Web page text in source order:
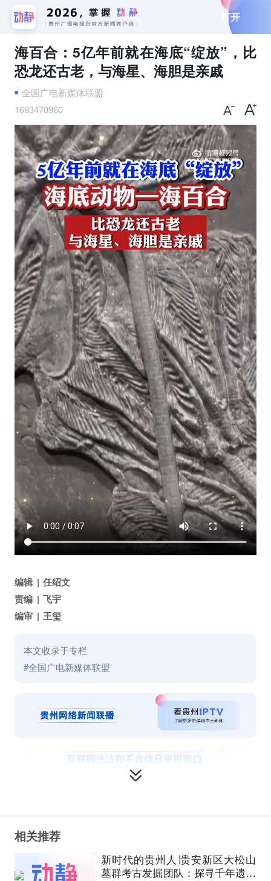
打开
海百合：5亿年前就在海底“绽放”，比
恐龙还古老，与海星、海胆是亲戚
全国广电新媒体联盟
1693470960
编辑
任绍文
责编
飞宇
编审
王玺
本文收录于专栏
#全国广电新媒体联盟
相关推荐
新时代的贵州人∣贵安新区大松山
墓群考古发掘团队：探寻千年遗迹